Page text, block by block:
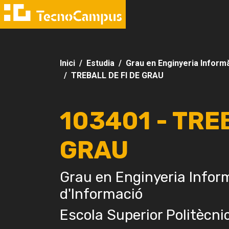
Inici Estudia
Grau en Enginyeria
TREBALL DE FI DE GRAU
103401 -
GRAU
Grau en Enginyeria
d'Informació
Escola Superior